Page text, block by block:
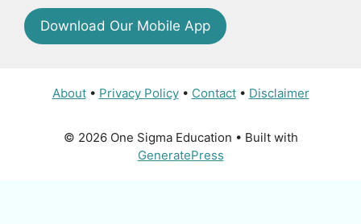
Download Our Mobile App
About• Privacy Policy• Contact• Disclaimer
© 2026 One Sigma Education • Built with
GeneratePress